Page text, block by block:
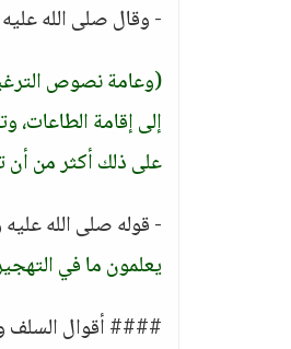
- وقال صلى الله
(وعامة نصوص
إلى إقامة الطاعات،
على ذلك أكثر من
- قوله صلى الله
يعلمون ما في
#### أقوال السلف